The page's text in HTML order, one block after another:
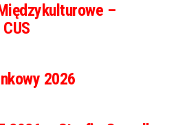
–
2026